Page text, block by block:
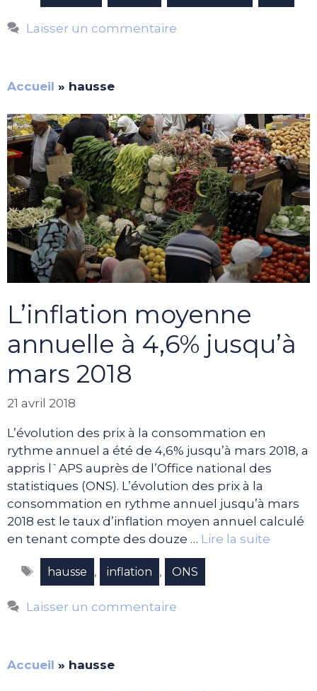
Laisser un commentaire
Accueil » hausse
L’inflation moyenne
annuelle à 4,6% jusqu’à
mars 2018
21 avril 2018
L’évolution des prix à la consommation en
rythme annuel a été de 4,6% jusqu’à mars 2018, a
appris l`APS auprès de l’Office national des
statistiques (ONS). L’évolution des prix à la
consommation en rythme annuel jusqu’à mars
2018 est le taux d’inflation moyen annuel calculé
en tenant compte des douze … Lire la suite
Étiquettes
hausse , inflation , ONS
Laisser un commentaire
Accueil » hausse